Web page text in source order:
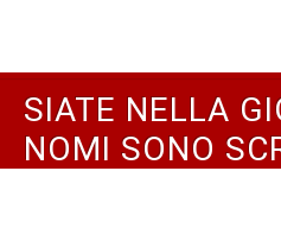
SIATE NELLA
NOMI SONO